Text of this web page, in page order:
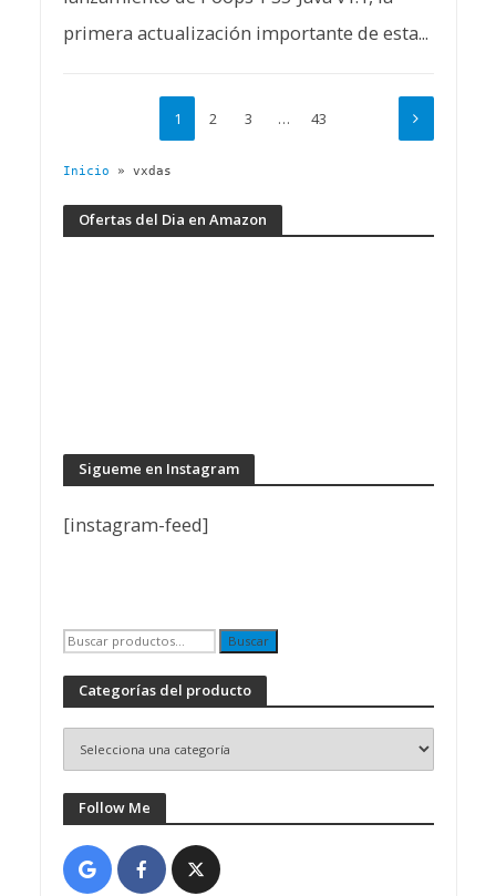
primera actualización importante de esta...
1 2 3 … 43
Inicio » vxdas
Ofertas del Dia en Amazon
Sigueme en Instagram
[instagram-feed]
Buscar
por:
Buscar
Categorías del producto
Follow Me